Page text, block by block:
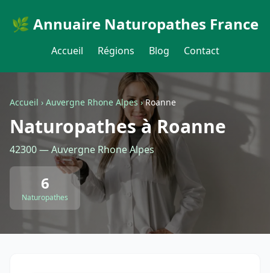
🌿 Annuaire Naturopathes France
Accueil Régions Blog Contact
Accueil › Auvergne Rhone Alpes›Roanne
Naturopathes à Roanne
42300 — Auvergne Rhone Alpes
6
Naturopathes